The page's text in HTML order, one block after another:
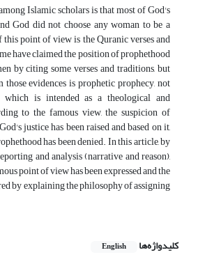
Islamic scholars is that most of God's
God did not choose any woman to be a
point of view is the Quranic verses and
have claimed the position of prophethood
by citing some verses and traditions, but
evidences is prophetic prophecy, not
which is intended as a theological and
to the famous view, the suspicion of
justice has been raised and based on it,
has been denied. In this article, by
and analysis (narrative and reason),
point of view has been expressed and the
by explaining the philosophy of assigning
کلیدواژه‌ها English